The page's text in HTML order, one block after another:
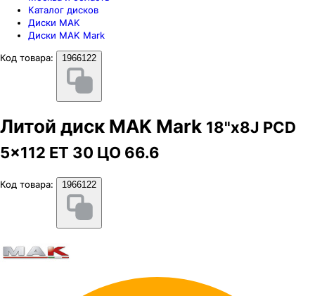
Каталог дисков
Диски MAK
Диски MAK Mark
Код товара:
1966122
Литой диск MAK Mark 18"x8J PCD
5x112 ЕТ 30 ЦО 66.6
Код товара: 1966122